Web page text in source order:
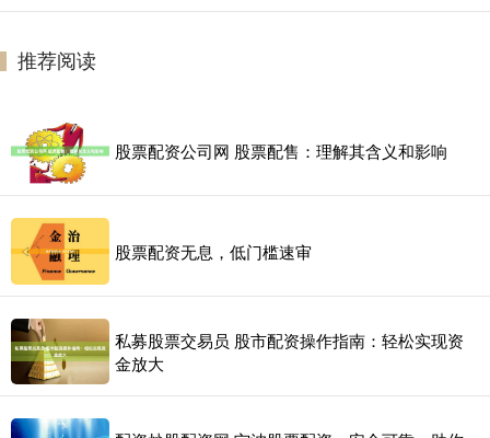
推荐阅读
股票配资公司网 股票配售：理解其含义和影响
股票配资无息，低门槛速审
私募股票交易员 股市配资操作指南：轻松实现资
金放大